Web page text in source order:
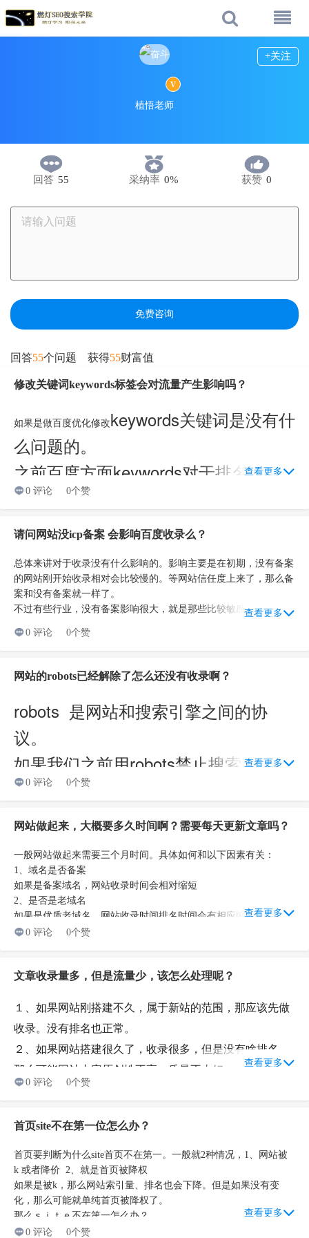
植悟老师
+关注
回答 55 采纳率 0% 获赞 0
免费咨询
回答55个问题 获得55财富值
修改关键词keywords标签会对流量产生影响吗？
如果是做百度优化修改keywords关键词是没有什
么问题的。
之前百度方面keywords对于排名是有
影响的，因为站长
疯狂堆砌关键词。所以百度取消了排名
查看更多
0 评论
0个赞
请问网站没icp备案 会影响百度收录么？
总体来讲对于收录没有什么影响的。影响主要是在初期，没有备案
的网站刚开始收录相对会比较慢的。等网站信任度上来了，那么备
案和没有备案就一样了。
不过有些行业，没有备案影响很大，就是那些比较敏感的行业
查看更多
0 评论
0个赞
网站的robots已经解除了怎么还没有收录啊？
robots 是网站和搜索引擎之间的协
议。
如果我们之前用robots禁止搜索引擎抓
取了。后面解除
取，网站不会马上被抓取收录的。这个
要每天更新和提交来加快网站内容收
录。
查看更多
0 评论
0个赞
网站做起来，大概要多久时间啊？需要每天更新文章吗？
一般网站做起来需要三个月时间。具体如何和以下因素有关：
1、域名是否备案
如果是备案域名，网站收录时间会相对缩短
2、是否是老域名
如果是优质老域名，网站收录时间排名时间会有相应缩短。
3、更新内容量
每天更新文章吗？
需要的。百度需要知道你一个活跃网
站。给予评分也会高。
查看更多
0 评论
0个赞
文章收录量多，但是流量少，该怎么处理呢？
１、如果网站刚搭建不久， 属于新站的范围， 那应该先做
收录。没有排名也正常。
２、如果网站搭建很久了，收录很多，但是没有啥排名，
那么可能网站
内容原创性不高，质量不太好。
如果是第一个问题，只要需要持更新内容，后面慢慢就会
如果是第二个问题，那么可以①删除没有收录的质量不好
内容，②修改已经收录的差内容。③持续更新优质内容
查看更多
0 评论
0个赞
首页site不在第一位怎么办？
首页要判断为什么site首页不在第一。一般就2种情况，1、网站被
k 或者降价 2、就是首页被降权
如果是被k，那么网站索引量、排名也会下降。但是如果没有变
化，那么可能就单纯首页被降权了。
那么ｓｉｔｅ不在第一怎么办？
１、持续更新内容。因为首页没有新内容，而网站更新的栏目内
查看更多
0 评论
0个赞